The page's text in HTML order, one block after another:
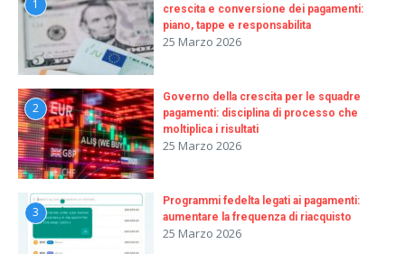
1
crescita e conversione dei pagamenti:
piano, tappe e responsabilita
25 Marzo 2026
2
Governo della crescita per le squadre
pagamenti: disciplina di processo che
moltiplica i risultati
25 Marzo 2026
3
Programmi fedelta legati ai pagamenti:
aumentare la frequenza di riacquisto
25 Marzo 2026